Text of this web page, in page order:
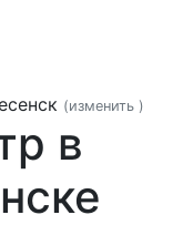
(изменить )
в